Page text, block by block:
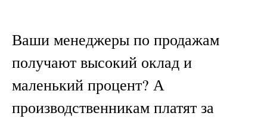
Ваши менеджеры по продажам
получают высокий оклад и
маленький процент? А
производственникам платят за